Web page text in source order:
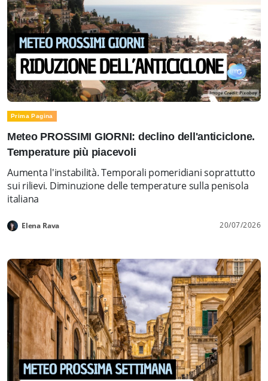
Prima Pagina
Meteo PROSSIMI GIORNI: declino dell'anticiclone.
Temperature più piacevoli
Aumenta l'instabilità. Temporali pomeridiani soprattutto
sui rilievi. Diminuzione delle temperature sulla penisola
italiana
Elena Rava 20/07/2026